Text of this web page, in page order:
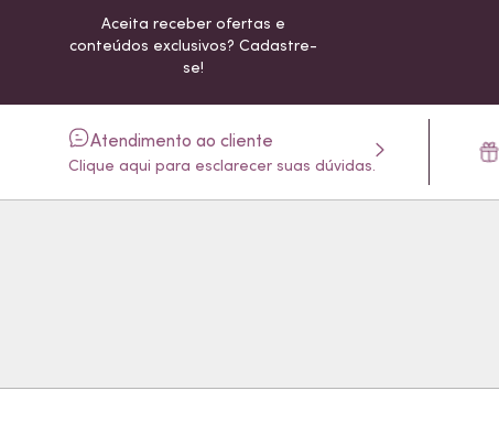
Aceita receber ofertas e
conteúdos exclusivos? Cadastre-
se!
Atendimento ao cliente
Clique aqui para esclarecer suas dúvidas.